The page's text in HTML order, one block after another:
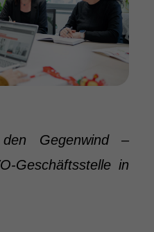
Gegenwind –
Geschäftsstelle in